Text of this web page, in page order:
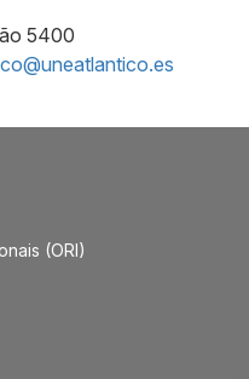
5400
(ORI)